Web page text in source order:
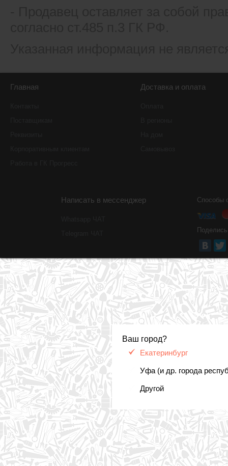
Ваш город?
Екатеринбург
Уфа (и др. города
Другой
Главная Доставка и оплата
Написать в мессенджер Способы